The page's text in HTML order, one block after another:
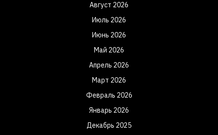
Август 2026
Июль 2026
Июнь 2026
Май 2026
Апрель 2026
Март 2026
Февраль 2026
Январь 2026
Декабрь 2025